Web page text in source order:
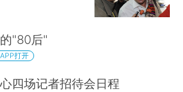
"80后"
APP打开
四场记者招待会日程